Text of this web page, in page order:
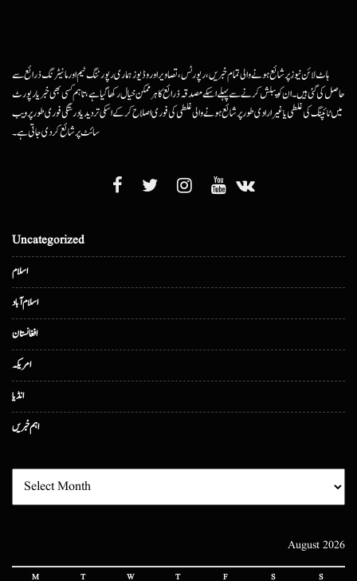
ہاٹ لائن نیوز پر شائع ہونے والی تمام خبریں، رپورٹس، تصاویر اور وڈیوز ہماری رپورٹنگ ٹیم اور مانیٹرنگ ذرائع سے
حاصل کی گئی ہیں۔ ان کو پبلش کرنے سے پہلے اسکے مصدقہ ذرائع کا ہرممکن خیال رکھا گیا ہے، تاہم کسی بھی خبر یا رپورٹ
میں ٹائپنگ کی غلطی یا غیرارادی طور پر شائع ہونے والی غلطی کی فوری اصلاح کرکے اسکی تردید یا درستگی فوری طور پر ویب
سائٹ پر شائع کردی جاتی ہے۔
Uncategorized
اسلام
اسلام آباد
افغانستان
امریکہ
انڈیا
اہم خبریں
August 2026
M T W T F S S